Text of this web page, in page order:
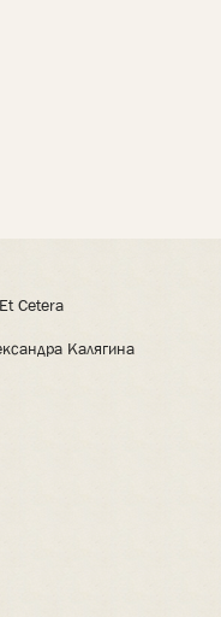
Cetera
Калягина